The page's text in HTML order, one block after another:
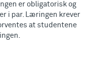
er obligatorisk og
i par. Læringen krever
at studentene